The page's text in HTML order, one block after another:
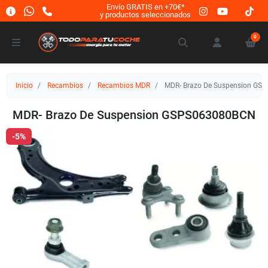
Envío GRATIS en +70€*
y productos seleccionados
0
Inicio Recambios Recambios MDR MDR- Brazo De Suspension
MDR- Brazo De Suspension GSPS063080BCN
-5%